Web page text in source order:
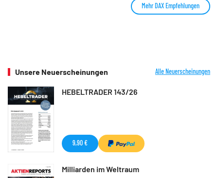
Mehr DAX Empfehlungen
Unsere Neuerscheinungen Alle Neuerscheinungen
HEBELTRADER 143/26
9,90 €
Milliarden im Weltraum